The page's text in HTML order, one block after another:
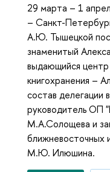
29 марта – 1
– Санкт-
А.Ю. Тышецкой
знаменитый
выдающийся
книгохранения –
состав делегации
руководитель ОП
М.А.Солощева и
ближневосточных
М.Ю. Илюшина.